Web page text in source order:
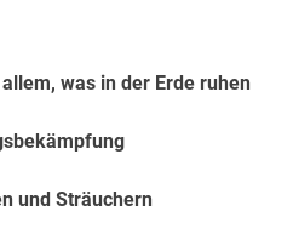
was in der Erde ruhen
und Sträuchern